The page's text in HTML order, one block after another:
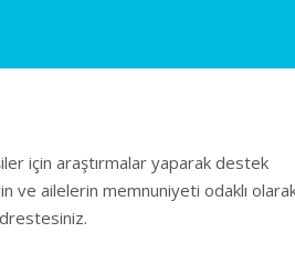
için araştırmalar yaparak destek
ve ailelerin memnuniyeti odaklı